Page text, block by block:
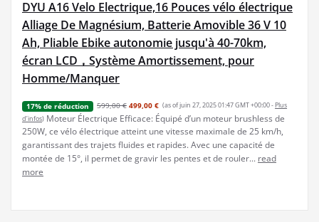
DYU A16 Velo Electrique,16 Pouces vélo électrique
Alliage De Magnésium, Batterie Amovible 36 V 10
Ah, Pliable Ebike autonomie jusqu'à 40-70km,
écran LCD，Système Amortissement, pour
Homme/Manquer
17% de réduction 599,00 € 499,00 € (as of juin 27, 2025 01:47 GMT +00:00 - Plus
d’infos) Moteur Électrique Efficace: Équipé d’un moteur brushless de
250W, ce vélo électrique atteint une vitesse maximale de 25 km/h,
garantissant des trajets fluides et rapides. Avec une capacité de
montée de 15°, il permet de gravir les pentes et de rouler... read
more